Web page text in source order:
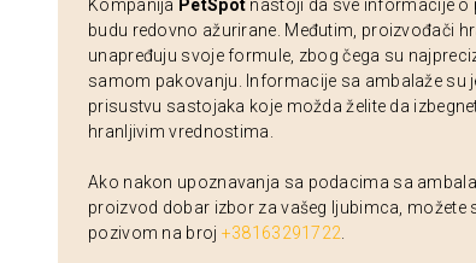
Kompanija PetSpot nastoji da sve informacije o
budu redovno ažurirane. Međutim, proizvođači
unapređuju svoje formule, zbog čega su
samom pakovanju. Informacije sa ambalaže su
prisustvu sastojaka koje možda želite da
hranljivim vrednostima.
Ako nakon upoznavanja sa podacima sa
proizvod dobar izbor za vašeg ljubimca, možete
pozivom na broj +38163291722